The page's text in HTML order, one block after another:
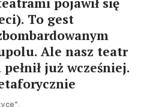
To gest
Ale nasz teatr
już wcześniej.